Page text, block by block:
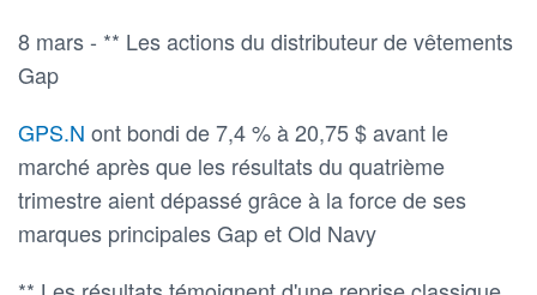
8 mars - ** Les actions du distributeur de vêtements
Gap
GPS.N ont bondi de 7,4 % à 20,75 $ avant le
marché après que les résultats du quatrième
trimestre aient dépassé grâce à la force de ses
marques principales Gap et Old Navy